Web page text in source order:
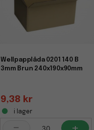
Wellpapplåda 0201 140 B
3mm Brun 240x190x90mm
9,38 kr
i lager